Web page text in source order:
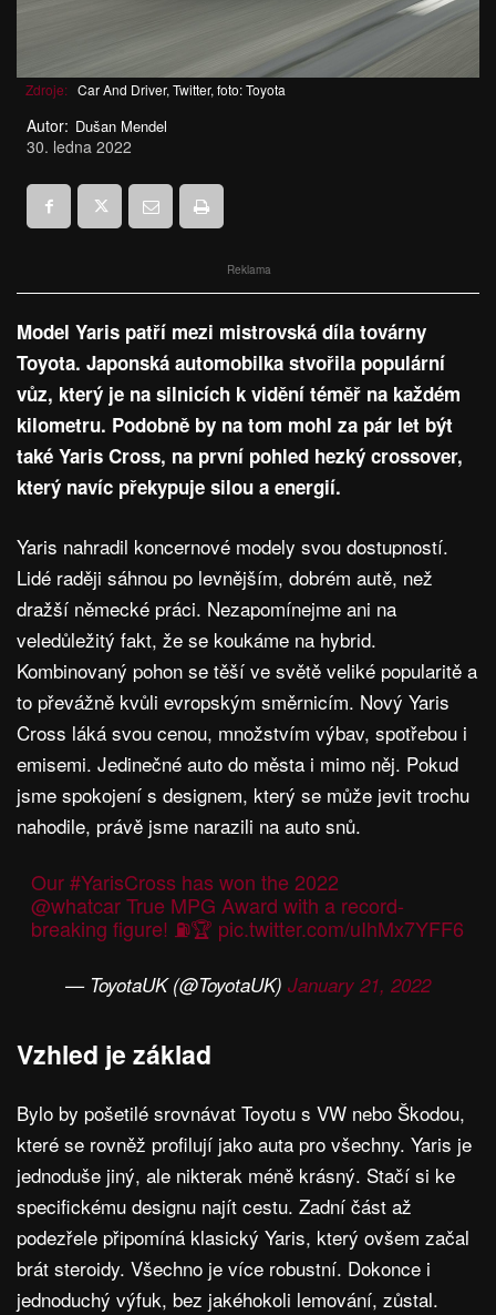
Zdroje: Car And Driver, Twitter, foto: Toyota
Autor: Dušan Mendel
30. ledna 2022
Reklama
Model Yaris patří mezi mistrovská díla továrny
Toyota. Japonská automobilka stvořila populární
vůz, který je na silnicích k vidění téměř na každém
kilometru. Podobně by na tom mohl za pár let být
také Yaris Cross, na první pohled hezký crossover,
který navíc překypuje silou a energií.
Yaris nahradil koncernové modely svou dostupností.
Lidé raději sáhnou po levnějším, dobrém autě, než
dražší německé práci. Nezapomínejme ani na
veledůležitý fakt, že se koukáme na hybrid.
Kombinovaný pohon se těší ve světě veliké popularitě a
to převážně kvůli evropským směrnicím. Nový Yaris
Cross láká svou cenou, množstvím výbav, spotřebou i
emisemi. Jedinečné auto do města i mimo něj. Pokud
jsme spokojení s designem, který se může jevit trochu
nahodile, právě jsme narazili na auto snů.
Our#YarisCross has won the 2022
@whatcarTrue MPG Award with a record-
breaking figure! ⛽🏆 pic.twitter.com/uIhMx7YFF6
— ToyotaUK (@ToyotaUK) January 21, 2022
Vzhled je základ
Bylo by pošetilé srovnávat Toyotu s VW nebo Škodou,
které se rovněž profilují jako auta pro všechny. Yaris je
jednoduše jiný, ale nikterak méně krásný. Stačí si ke
specifickému designu najít cestu. Zadní část až
podezřele připomíná klasický Yaris, který ovšem začal
brát steroidy. Všechno je více robustní. Dokonce i
jednoduchý výfuk, bez jakéhokoli lemování, zůstal.